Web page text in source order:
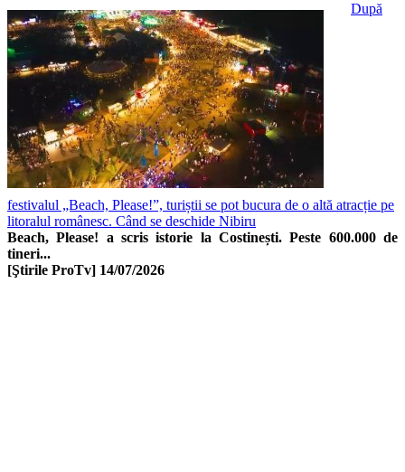
După
festivalul „Beach, Please!”, turiștii se pot bucura de o altă atracție pe
litoralul românesc. Când se deschide Nibiru
Beach, Please! a scris istorie la Costinești. Peste 600.000 de
tineri...
[Ştirile ProTv] 14/07/2026